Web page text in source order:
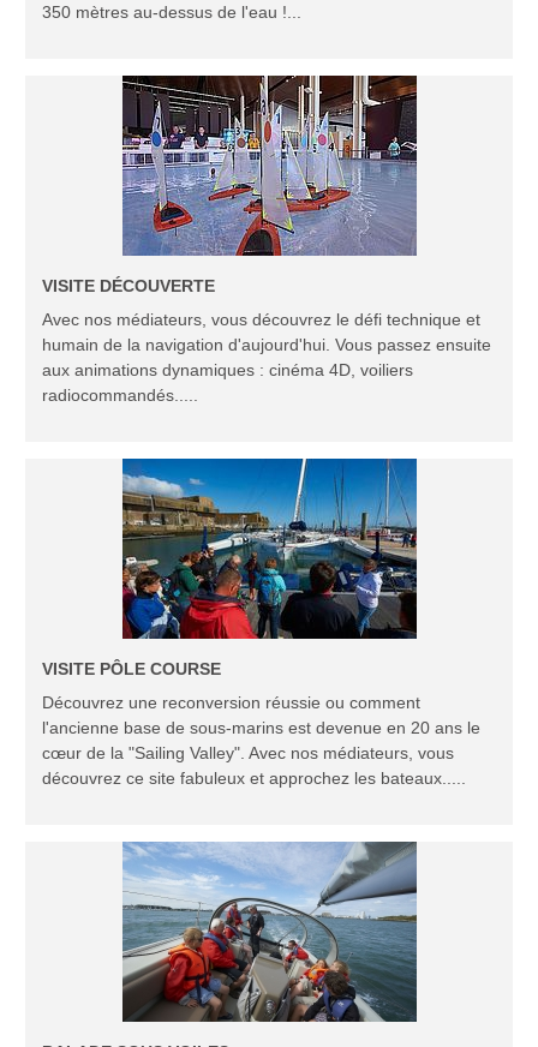
350 mètres au-dessus de l'eau !...
VISITE DÉCOUVERTE
Avec nos médiateurs, vous découvrez le défi technique et
humain de la navigation d'aujourd'hui. Vous passez ensuite
aux animations dynamiques : cinéma 4D, voiliers
radiocommandés.....
VISITE PÔLE COURSE
Découvrez une reconversion réussie ou comment
l'ancienne base de sous-marins est devenue en 20 ans le
cœur de la "Sailing Valley". Avec nos médiateurs, vous
découvrez ce site fabuleux et approchez les bateaux.....